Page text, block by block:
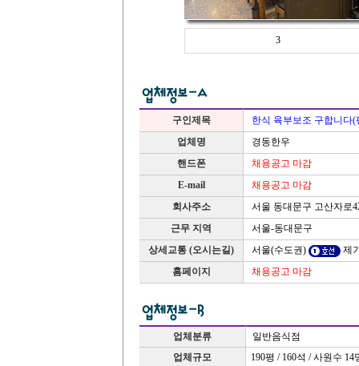
3
구인제목
한식 육부보조 구합니다
업체명
경동한우
핸드폰
채용공고 마감
E-mail
채용공고 마감
회사주소
서울 동대문구 고산자로
근무 지역
서울-동대문구
상세교통 (오시는길)
서울(수도권)
제
홈페이지
채용공고 마감
업체분류
일반음식점
업체규모
190평 / 160석 / 사원수 14